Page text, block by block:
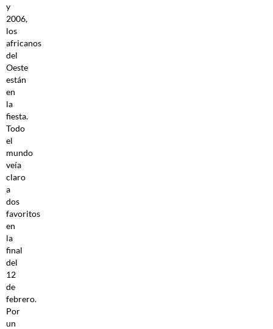
y
2006,
los
africanos
del
Oeste
están
en
la
fiesta.
Todo
el
mundo
veía
claro
a
dos
favoritos
en
la
final
del
12
de
febrero.
Por
un